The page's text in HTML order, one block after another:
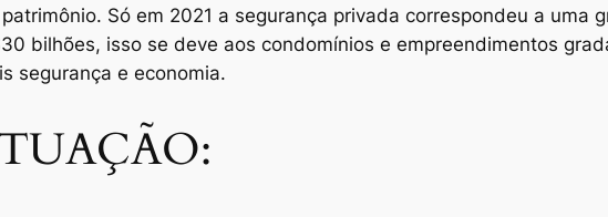
Só em 2021 a segurança privada correspondeu a uma
bilhões, isso se deve aos condomínios e empreendimentos
segurança e economia.